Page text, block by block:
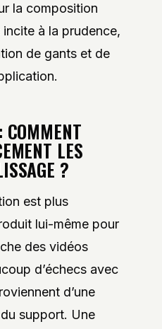
la composition
à la prudence,
de gants et de
COMMENT
LES
?
est plus
lui-même pour
des vidéos
d’échecs avec
d’une
support. Une